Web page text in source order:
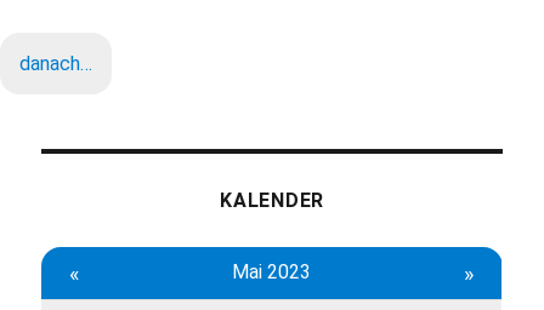
danach…
KALENDER
« Mai 2023 »